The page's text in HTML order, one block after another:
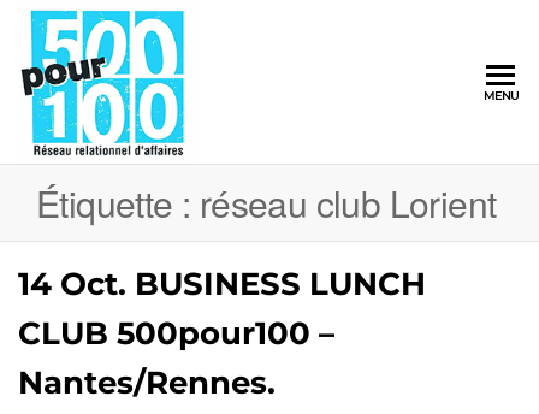
MENU
Étiquette : réseau club Lorient
14 Oct. BUSINESS LUNCH
CLUB 500pour100 –
Nantes/Rennes.